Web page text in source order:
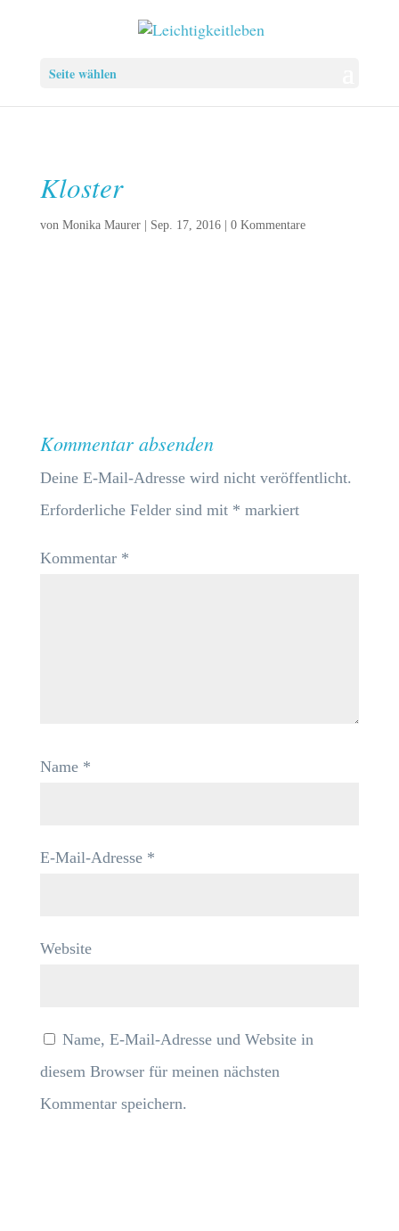
Seite wählen
Kloster
von Monika Maurer| Sep. 17, 2016| 0 Kommentare
Kommentar absenden
Deine E-Mail-Adresse wird nicht veröffentlicht.
Erforderliche Felder sind mit * markiert
Kommentar *
Name *
E-Mail-Adresse *
Website
Name, E-Mail-Adresse und Website in
diesem Browser für meinen nächsten
Kommentar speichern.